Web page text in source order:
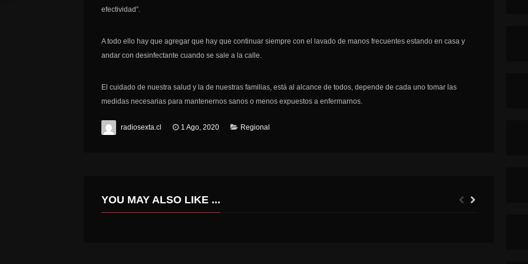
efectividad”.
A todo ello hay que agregar que hay que continuar siempre con el lavado de manos frecuentes estando en casa y
andar con desinfectante cuando se sale a la calle.
El cuidado de nuestra salud y la de nuestras familias, está al alcance de todos, depende de cada uno tomar las
medidas necesarias para mantenernos sanos o menos expuestos a enfermarnos.
radiosexta.cl 1 Ago, 2020 Regional
YOU MAY ALSO LIKE ...